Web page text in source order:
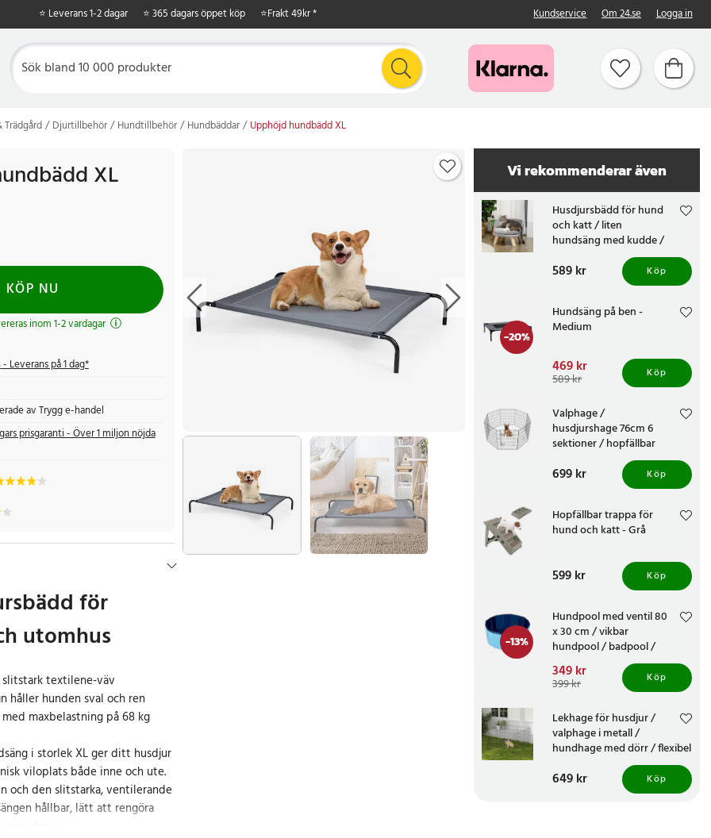
⭐ Leverans 1-2 dagar ⭐ 365 dagars öppet köp ⭐Frakt 49kr * Kundservice Om 24.se Logga in
Trädgård Djurtillbehör Hundtillbehör Hundbäddar Upphöjd hundbädd XL
XL
KÖP NU
inom 1-2 vardagar
- Leverans på 1 dag*
av Trygg e-handel
prisgaranti - Över 1 miljon nöjda
för
utomhus
textilene-väv
håller hunden sval och ren
maxbelastning på 68 kg
i storlek XL ger ditt husdjur
viloplats både inne och ute.
och den slitstarka, ventilerande
hållbar, lätt att rengöra
dagar.
Vi rekommenderar även
Husdjursbädd för hund
och katt / liten
hundsäng med kudde /
kattbädd med upphöjd
design - Grå
Pris:589 kr
589 kr Köp
-20%
Hundsäng på ben -
Medium
Nuvarande pris:
469 krTidigare pris :589 kr
469 kr
589 kr Köp
Valphage /
husdjurshage 76cm 6
sektioner / hopfällbar
hundhage i metall med dörr
Pris:699 kr
699 kr Köp
Hopfällbar trappa för
hund och katt - Grå
Pris:599 kr
599 kr Köp
-13%
Hundpool med ventil 80
x 30 cm / vikbar
hundpool / badpool /
hundbad
Nuvarande pris:
349 kr Tidigare pris :399 kr
349 kr
399 kr Köp
Lekhage för husdjur /
valphage i metall /
hundhage med dörr / flexibel
djurhage för inne och ute
Pris: 649 kr
649 kr Köp